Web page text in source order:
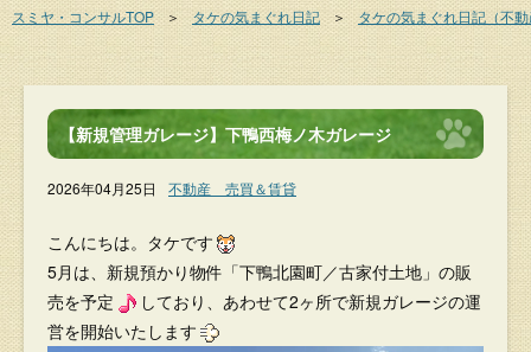
スミヤ・コンサルTOP ＞ タケの気まぐれ日記 ＞ タケの気まぐれ日記（不
【新規管理ガレージ】下鴨西梅ノ木ガレージ
2026年04月25日 不動産 売買＆賃貸
こんにちは。タケです
5月は、新規預かり物件「下鴨北園町／古家付土地」の販
売を予定
しており、あわせて2ヶ所で新規ガレージの運
営を開始いたします